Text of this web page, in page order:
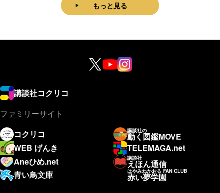
もっと見る
講談社コクリコ
ファミリーサイト
コクリコ
講談社の
動く図鑑MOVE
WEB げんき
TELEMAGA.net
Aneひめ.net
講談社
えほん通信
青い鳥文庫
はやみねかおる FAN CLUB
赤い夢学園